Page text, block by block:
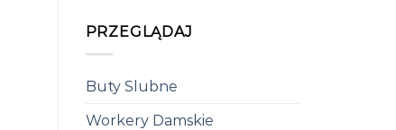
PRZEGLĄDAJ
Buty Slubne
Workery Damskie